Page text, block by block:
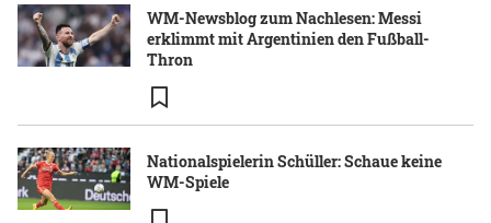
WM-Newsblog zum Nachlesen: Messi
erklimmt mit Argentinien den Fußball-
Thron
Nationalspielerin Schüller: Schaue keine
WM-Spiele